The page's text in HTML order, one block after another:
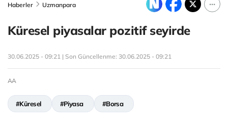
Haberler Uzmanpara
Küresel piyasalar pozitif seyirde
30.06.2025 - 09:21 | Son Güncellenme: 30.06.2025 - 09:21
AA
#Küresel #Piyasa #Borsa